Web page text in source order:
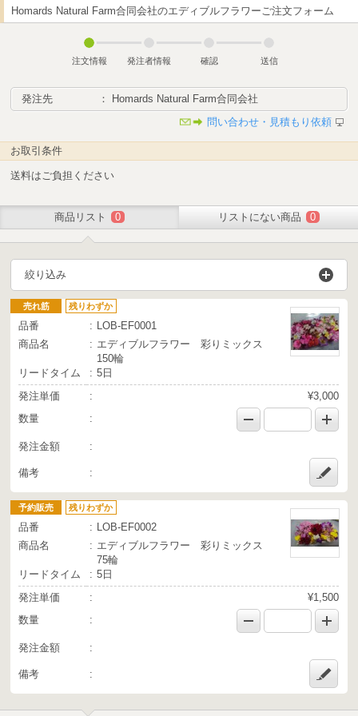
Homards Natural Farm合同会社のエディブルフラワーご注文フォーム
注文情報 発注者情報 確認 送信
発注先
： Homards Natural Farm合同会社
問い合わせ・見積もり依頼
お取引条件
送料はご負担ください
商品リスト 0 リストにない商品 0
絞り込み
売れ筋 残りわずか
品番
LOB-EF0001
商品名
エディブルフラワー 彩りミックス
150輪
リードタイム
5日
発注単価
¥3,000
数量
発注金額
備考
予約販売 残りわずか
品番
LOB-EF0002
商品名
エディブルフラワー 彩りミックス
75輪
リードタイム
5日
発注単価
¥1,500
数量
発注金額
備考